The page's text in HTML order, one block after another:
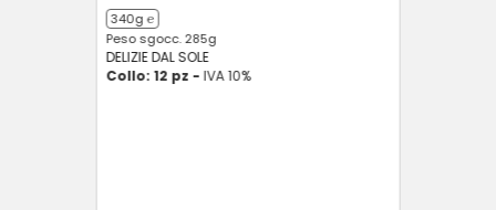
340g ℮
Peso sgocc. 285g
DELIZIE DAL SOLE
Collo: 12 pz - IVA 10%